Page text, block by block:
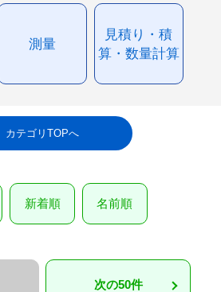
測量
見積り・積
算・数量計算
カテゴリTOPへ
新着順 名前順
次の50件